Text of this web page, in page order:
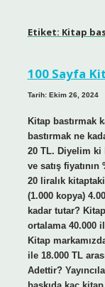
Etiket: Kitap
100 Sayfa
Tarih: Ekim 26, 2024
Kitap bastırmak
bastırmak ne
20 TL. Diyelim ki
ve satış fiyatının
20 liralık
(1.000 kopya)
kadar tutar?
ortalama 40.000
Kitap
ile 18.000 TL
Adettir?